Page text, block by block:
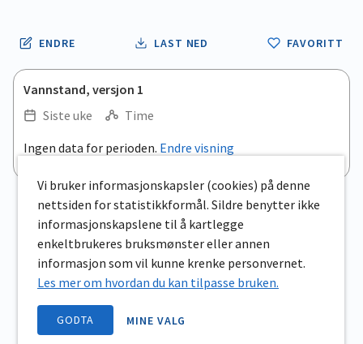
ENDRE LAST NED FAVORITT
Vannstand, versjon 1
Siste uke
Time
.
View as data table, .
Ingen data for perioden. Endre visning
Vi bruker informasjonskapsler (cookies) på denne
nettsiden for statistikkformål. Sildre benytter ikke
informasjonskapslene til å kartlegge
enkeltbrukeres bruksmønster eller annen
informasjon som vil kunne krenke personvernet.
Les mer om hvordan du kan tilpasse bruken.
GODTA MINE VALG